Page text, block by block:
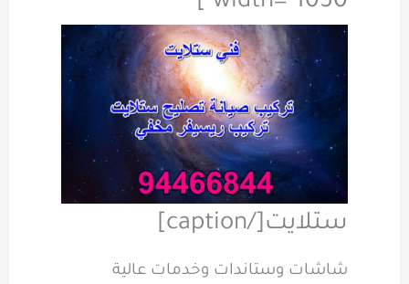
ستلايت[/caption]
شاشات وستاندات وخدمات عالية